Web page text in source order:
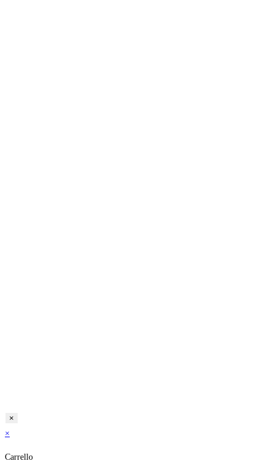
×
×
Carrello